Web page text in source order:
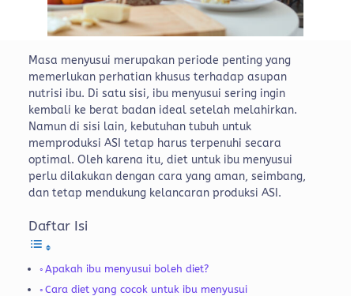
Masa menyusui merupakan periode penting yang
memerlukan perhatian khusus terhadap asupan
nutrisi ibu. Di satu sisi, ibu menyusui sering ingin
kembali ke berat badan ideal setelah melahirkan.
Namun di sisi lain, kebutuhan tubuh untuk
memproduksi ASI tetap harus terpenuhi secara
optimal. Oleh karena itu, diet untuk ibu menyusui
perlu dilakukan dengan cara yang aman, seimbang,
dan tetap mendukung kelancaran produksi ASI.
Daftar Isi
Apakah ibu menyusui boleh diet?
Cara diet yang cocok untuk ibu menyusui